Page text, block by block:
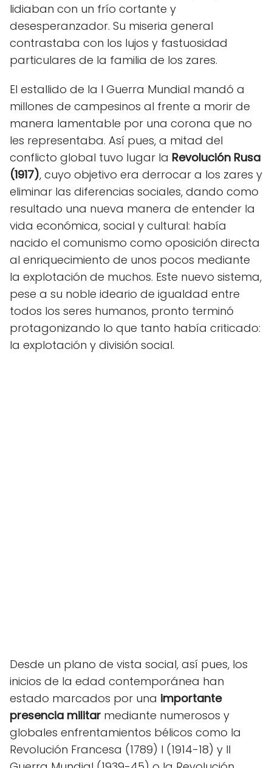
lidiaban con un frío cortante y
desesperanzador. Su miseria general
contrastaba con los lujos y fastuosidad
particulares de la familia de los zares.
El estallido de la I Guerra Mundial mandó a
millones de campesinos al frente a morir de
manera lamentable por una corona que no
les representaba. Así pues, a mitad del
conflicto global tuvo lugar la Revolución Rusa
(1917), cuyo objetivo era derrocar a los zares y
eliminar las diferencias sociales, dando como
resultado una nueva manera de entender la
vida económica, social y cultural: había
nacido el comunismo como oposición directa
al enriquecimiento de unos pocos mediante
la explotación de muchos. Este nuevo sistema,
pese a su noble ideario de igualdad entre
todos los seres humanos, pronto terminó
protagonizando lo que tanto había criticado:
la explotación y división social.
Desde un plano de vista social, así pues, los
inicios de la edad contemporánea han
estado marcados por una importante
presencia militar mediante numerosos y
globales enfrentamientos bélicos como la
Revolución Francesa (1789) I (1914-18) y II